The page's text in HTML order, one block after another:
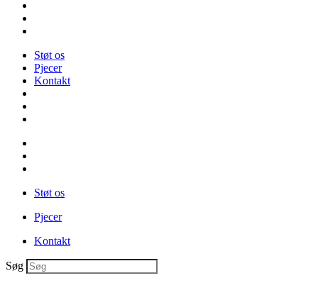
Støt os
Pjecer
Kontakt
Støt os
Pjecer
Kontakt
Søg